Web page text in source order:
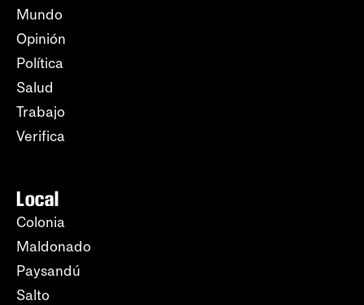
Mundo
Opinión
Política
Salud
Trabajo
Verifica
Local
Colonia
Maldonado
Paysandú
Salto